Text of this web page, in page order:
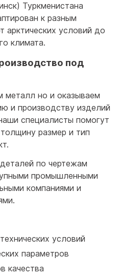
Туркменистана
к разным
арктических условий до
климата.
под
металл но и оказываем
и производству изделий
специалисты помогут
размер и тип
по чертежам
промышленными
компаниями и
условий
параметров
качества